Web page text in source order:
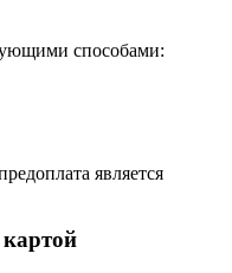
способами:
является